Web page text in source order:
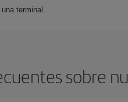
terminal.
sobre